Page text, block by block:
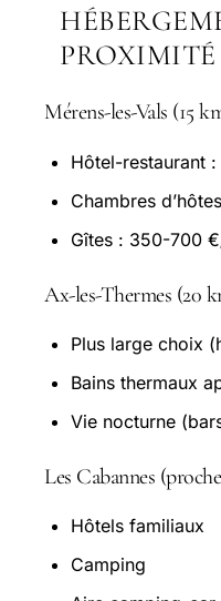
PROXIMITÉ
Mérens-les-Vals (15
Hôtel-restaurant
Chambres
Gîtes : 350-700
Ax-les-Thermes (20
Plus large choix
Bains thermaux
Vie nocturne
Les Cabannes
Hôtels familiaux
Camping